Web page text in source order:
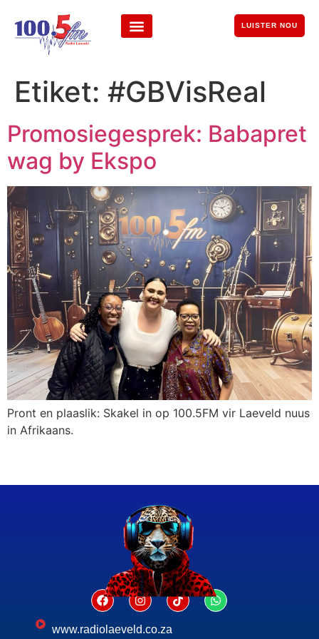
LUISTER NOU
Etiket: #GBVisReal
Promosiegesprek: Babapret
wag by Ekspo
Pront en plaaslik: Skakel in op 100.5FM vir Laeveld nuus
in Afrikaans.
www.radiolaeveld.co.za